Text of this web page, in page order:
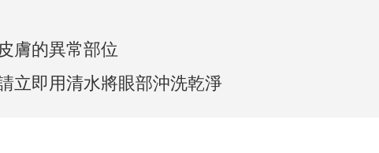
膚的異常部位
立即用清水將眼部沖洗乾淨